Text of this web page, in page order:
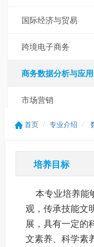
国际经济与贸易
跨境电子商务
商务数据分析与应用
市场营销
数智营销
首页 专业介绍
培养目标
本专业培养能
观，传承技能文
展，具有一定的
文素养、科学素